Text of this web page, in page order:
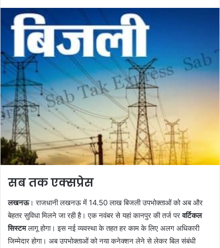
सब तक एक्सप्रेस
लखनऊ। राजधानी लखनऊ में 14.50 लाख बिजली उपभोक्ताओं को अब और
बेहतर सुविधा मिलने जा रही है। एक नवंबर से यहां कानपुर की तर्ज परवर्टिकल
सिस्टमलागू होगा। इस नई व्यवस्था के तहत हर काम के लिए अलग अधिकारी
जिम्मेदार होगा। अब उपभोक्ताओं को नया कनेक्शन लेने से लेकर बिल संबंधी